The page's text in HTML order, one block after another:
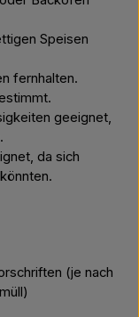
Speisen
fernhalten.
geeignet,
da sich
(je nach